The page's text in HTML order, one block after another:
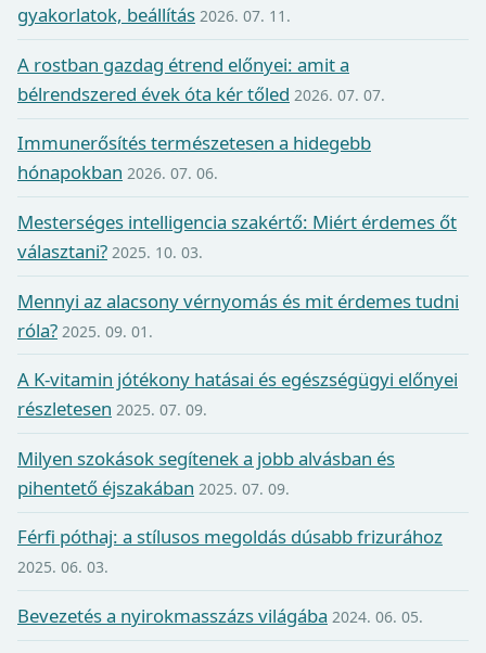
gyakorlatok, beállítás 2026. 07. 11.
A rostban gazdag étrend előnyei: amit a
bélrendszered évek óta kér tőled 2026. 07. 07.
Immunerősítés természetesen a hidegebb
hónapokban 2026. 07. 06.
Mesterséges intelligencia szakértő: Miért érdemes őt
választani? 2025. 10. 03.
Mennyi az alacsony vérnyomás és mit érdemes tudni
róla? 2025. 09. 01.
A K-vitamin jótékony hatásai és egészségügyi előnyei
részletesen 2025. 07. 09.
Milyen szokások segítenek a jobb alvásban és
pihentető éjszakában 2025. 07. 09.
Férfi póthaj: a stílusos megoldás dúsabb frizurához
2025. 06. 03.
Bevezetés a nyirokmasszázs világába 2024. 06. 05.